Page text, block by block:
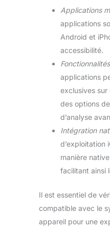
Applications
applications
Android et
accessibilité.
applications
exclusives
des options
d’analyse
Intégration
d’exploitation
manière
facilitant ainsi
Il est essentiel de
compatible avec le
appareil pour une